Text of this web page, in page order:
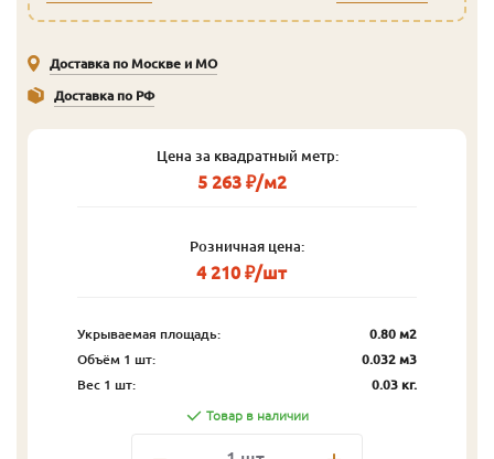
Доставка по Москве и МО
Доставка по РФ
Цена за квадратный метр:
5 263 ₽/м2
Розничная цена:
4 210 ₽/шт
Укрываемая площадь:
0.80 м2
Объём 1 шт:
0.032 м3
Вес 1 шт:
0.03 кг.
Товар в наличии